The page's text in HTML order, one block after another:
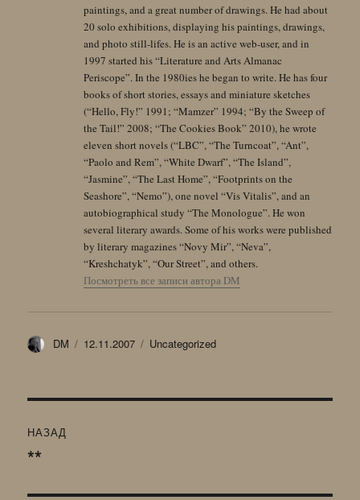
paintings, and a great number of drawings. He had about
20 solo exhibitions, displaying his paintings, drawings,
and photo still-lifes. He is an active web-user, and in
1997 started his “Literature and Arts Almanac
Periscope”. In the 1980ies he began to write. He has four
books of short stories, essays and miniature sketches
(“Hello, Fly!” 1991; “Mamzer” 1994; “By the Sweep of
the Tail!” 2008; “The Cookies Book” 2010), he wrote
eleven short novels (“LBC”, “The Turncoat”, “Ant”,
“Paolo and Rem”, “White Dwarf”, “The Island”,
“Jasmine”, “The Last Home”, “Footprints on the
Seashore”, “Nemo”), one novel “Vis Vitalis”, and an
autobiographical study “The Monologue”. He won
several literary awards. Some of his works were published
by literary magazines “Novy Mir”, “Neva”,
“Kreshchatyk”, “Our Street”, and others.
Посмотреть все записи автора DM
Автор
DM Опубликовано
12.11.2007 Рубрики
Uncategorized
по
НАЗАД
Предыдущая
**